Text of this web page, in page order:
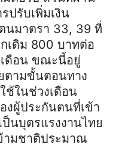
ปรับเพิ่มเงิน
นมาตรา 33, 39 ที่
เดิม 800 บาทต่อ
เดือน ขณะนี้อยู่
ตามขั้นตอนทาง
ช้ในช่วงเดือน
งผู้ประกันตนที่เข้า
นบุตรแรงงานไทย
ามชาติประมาณ